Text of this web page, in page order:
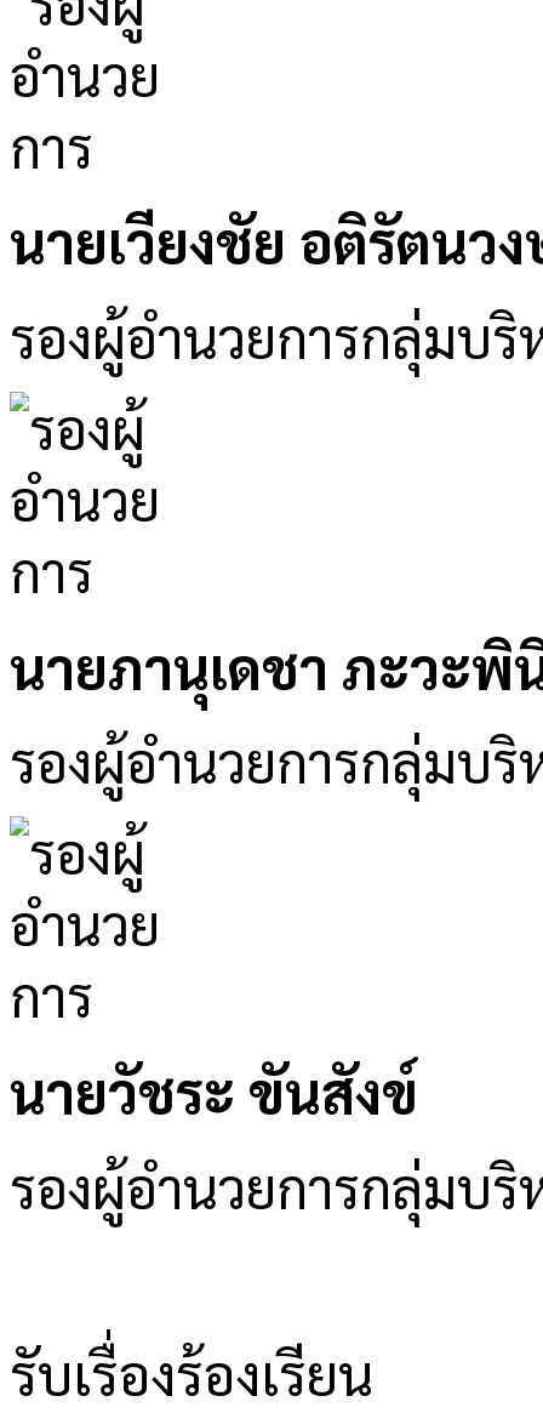
นายเวียงชัย อติรัตนว
รองผู้อำนวยการกลุ่มบริ
นายภานุเดชา ภะวะพิ
รองผู้อำนวยการกลุ่มบริ
นายวัชระ ขันสังข์
รองผู้อำนวยการกลุ่มบ
รับเรื่องร้องเรียน